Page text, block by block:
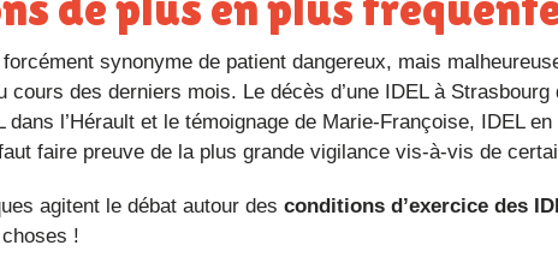
forcément synonyme de patient dangereux, mais
cours des derniers mois. Le décès d’une IDEL à
dans l’Hérault et le témoignage de Marie-Françoise, IDEL
faire preuve de la plus grande vigilance vis-à-vis de
agitent le débat autour des conditions d’exercice des
!